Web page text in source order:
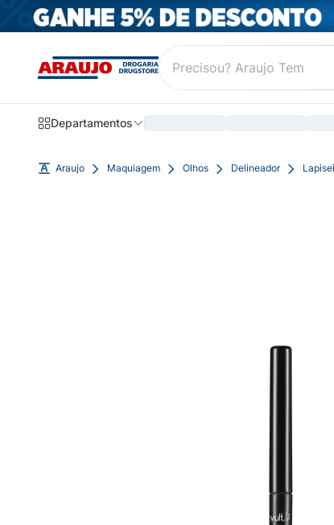
Departamentos
Araujo Maquiagem Olhos Delineador